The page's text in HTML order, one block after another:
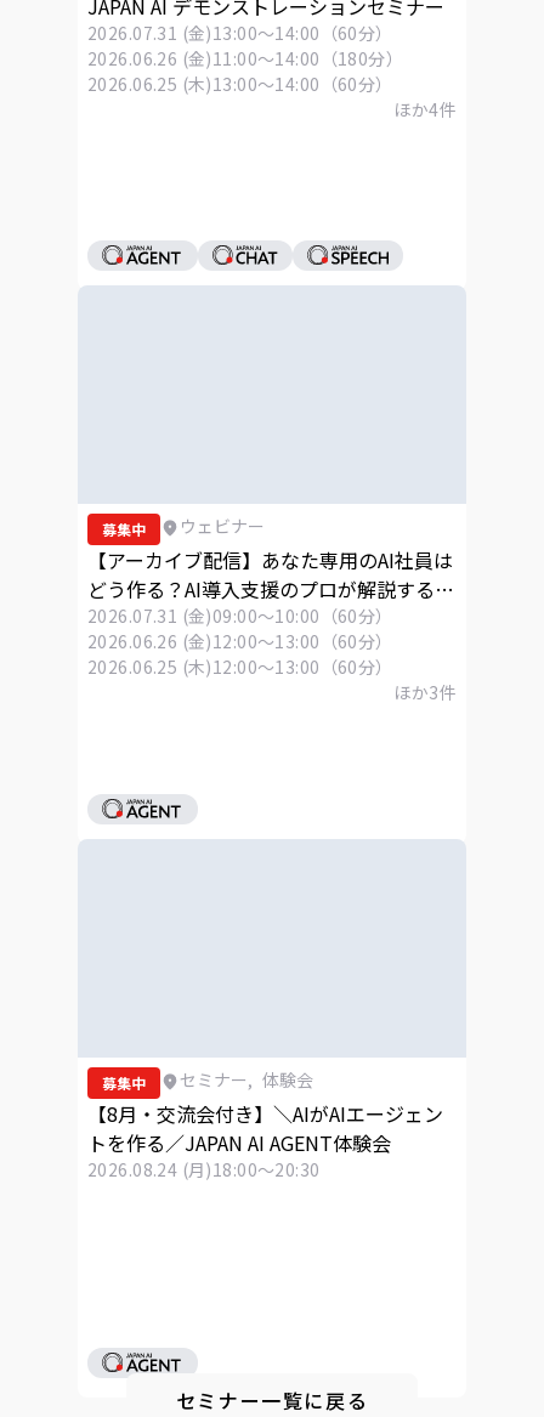
2026.07.31 (金)13:00～14:00（60分）
2026.06.26 (金)11:00～14:00（180分）
2026.06.25 (木)13:00～14:00（60分）
ほか4件
募集中 ウェビナー
【アーカイブ配信】あなた専用のAI社員は
どう作る？AI導入支援のプロが解説する
「Skills」活用ウェビナー
2026.07.31 (金)09:00～10:00（60分）
2026.06.26 (金)12:00～13:00（60分）
2026.06.25 (木)12:00～13:00（60分）
ほか3件
募集中 セミナー, 体験会
【8月・交流会付き】＼AIがAIエージェン
トを作る／JAPAN AI AGENT体験会
2026.08.24 (月)18:00～20:30
セミナー一覧に戻る